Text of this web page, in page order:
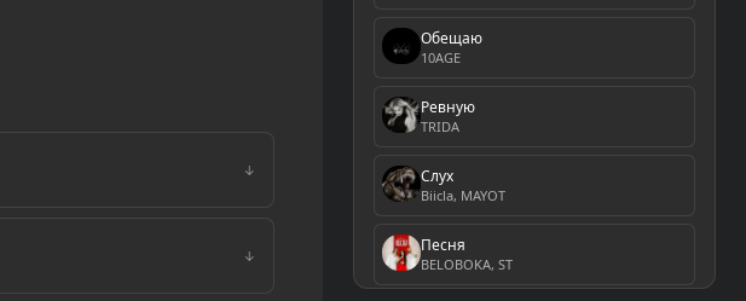
Обещаю
10AGE
Ревную
TRIDA
Слух
Biicla, MAYOT
Песня
BELOBOKA, ST
↓
↓